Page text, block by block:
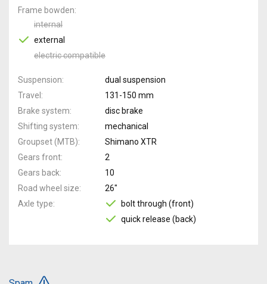
Frame bowden
internal
external
electric compatible
Suspension
dual suspension
Travel
131-150 mm
Brake system
disc brake
Shifting system
mechanical
Groupset (MTB)
Shimano XTR
Gears front
2
Gears back
10
Road wheel size
26"
Axle type
bolt through (front)
quick release (back)